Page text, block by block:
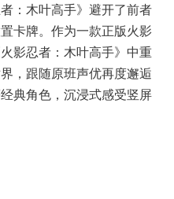
：木叶高手》避开了前者
卡牌。作为一款正版火影
影忍者：木叶高手》中重
，跟随原班声优再度邂逅
典角色，沉浸式感受竖屏